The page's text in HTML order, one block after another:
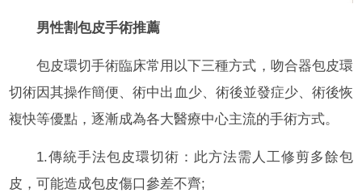
男性割包皮手術推薦
包皮環切手術臨床常用以下三種方式，吻合器包皮環
切術因其操作簡便、術中出血少、術後並發症少、術後恢
複快等優點，逐漸成為各大醫療中心主流的手術方式。
1.傳統手法包皮環切術：此方法需人工修剪多餘包
皮，可能造成包皮傷口參差不齊;